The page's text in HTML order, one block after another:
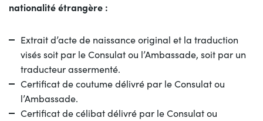
nationalité étrangère :
Extrait d’acte de naissance original et la traduction
visés soit par le Consulat ou l’Ambassade, soit par un
traducteur assermenté.
Certificat de coutume délivré par le Consulat ou
l’Ambassade.
Certificat de célibat délivré par le Consulat ou